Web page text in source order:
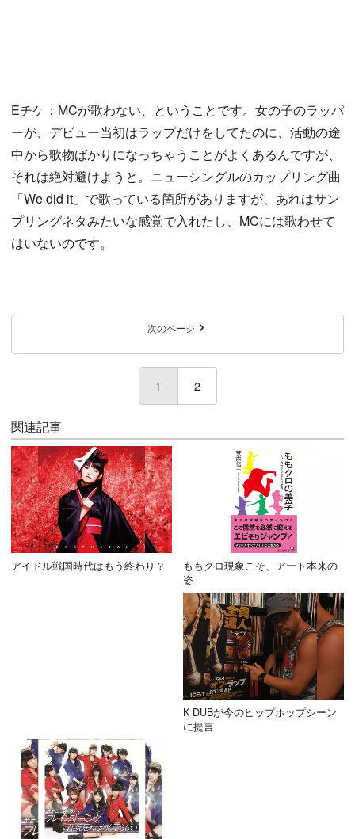
Eチケ：MCが歌わない、ということです。女の子のラッパ
ーが、デビュー当初はラップだけをしてたのに、活動の途
中から歌物ばかりになっちゃうことがよくあるんですが、
それは絶対避けようと。ニューシングルのカップリング曲
「We did it」で歌っている箇所がありますが、あれはサン
プリングネタみたいな感覚で入れたし、MCには歌わせて
はいないのです。
次のページ
1 (current)
2
関連記事
アイドル戦国時代はもう終わり？
ももクロ現象こそ、アート本来の
姿
K DUBが今のヒップホップシーン
に提言